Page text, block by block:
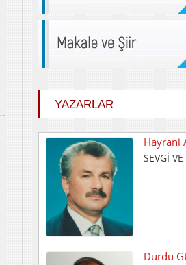
YAZARLAR
Durdu
HİÇ